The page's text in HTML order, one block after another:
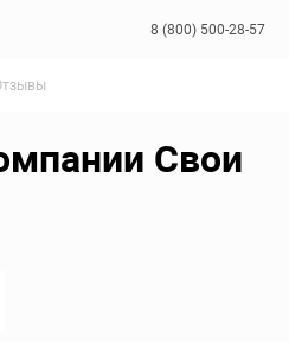
8 (800) 500-28-57
Свои